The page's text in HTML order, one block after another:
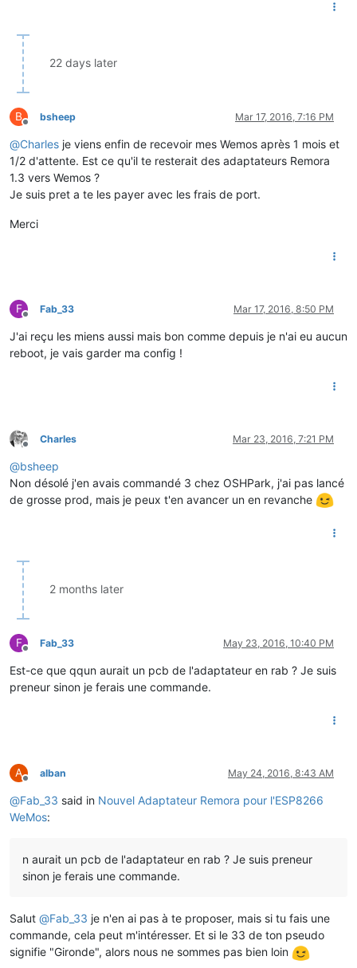
22 days later
B
Offline
bsheep Mar 17, 2016, 7:16 PM
@Charles je viens enfin de recevoir mes Wemos après 1 mois et
1/2 d'attente. Est ce qu'il te resterait des adaptateurs Remora
1.3 vers Wemos ?
Je suis pret a te les payer avec les frais de port.
Merci
F
Offline
Fab_33 Mar 17, 2016, 8:50 PM
J'ai reçu les miens aussi mais bon comme depuis je n'ai eu aucun
reboot, je vais garder ma config !
Offline
Charles Mar 23, 2016, 7:21 PM
@bsheep
Non désolé j'en avais commandé 3 chez OSHPark, j'ai pas lancé
de grosse prod, mais je peux t'en avancer un en revanche
2 months later
F
Offline
Fab_33 May 23, 2016, 10:40 PM
Est-ce que qqun aurait un pcb de l'adaptateur en rab ? Je suis
preneur sinon je ferais une commande.
A
Offline
alban May 24, 2016, 8:43 AM
@Fab_33 said in Nouvel Adaptateur Remora pour l'ESP8266
WeMos:
n aurait un pcb de l'adaptateur en rab ? Je suis preneur
sinon je ferais une commande.
Salut @Fab_33 je n'en ai pas à te proposer, mais si tu fais une
commande, cela peut m'intéresser. Et si le 33 de ton pseudo
signifie "Gironde", alors nous ne sommes pas bien loin